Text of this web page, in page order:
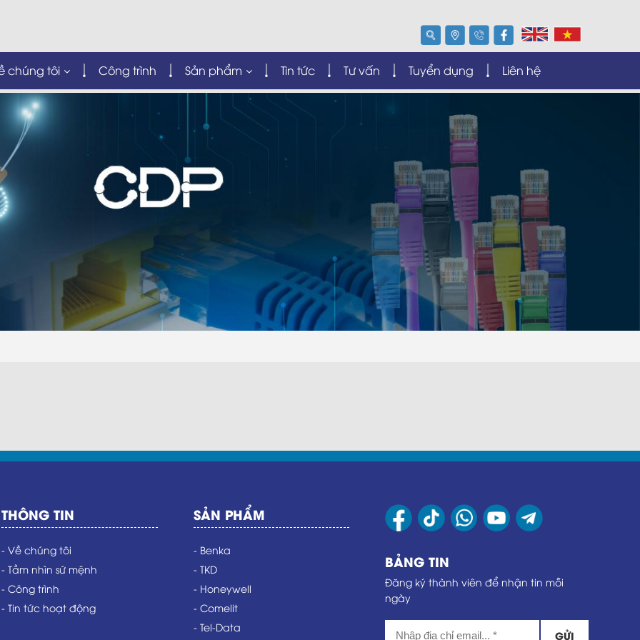
chúng tôi Công trình Sản phẩm Tin tức Tư vấn Tuyển dụng Liên hệ
THÔNG TIN
- Về chúng tôi
- Tầm nhìn sứ mệnh
- Công trình
- Tin tức hoạt động
SẢN PHẨM
- Benka
- TKD
- Honeywell
- Comelit
- Tel-Data
BẢNG TIN
Đăng ký thành viên để nhận tin mỗi
ngày
GỬI